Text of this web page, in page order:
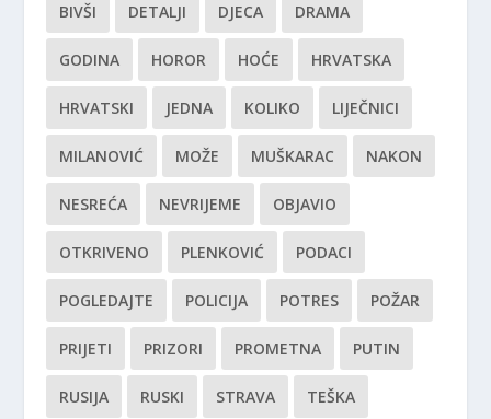
BIVŠI DETALJI DJECA DRAMA
GODINA HOROR HOĆE HRVATSKA
HRVATSKI JEDNA KOLIKO LIJEČNICI
MILANOVIĆ MOŽE MUŠKARAC NAKON
NESREĆA NEVRIJEME OBJAVIO
OTKRIVENO PLENKOVIĆ PODACI
POGLEDAJTE POLICIJA POTRES POŽAR
PRIJETI PRIZORI PROMETNA PUTIN
RUSIJA RUSKI STRAVA TEŠKA